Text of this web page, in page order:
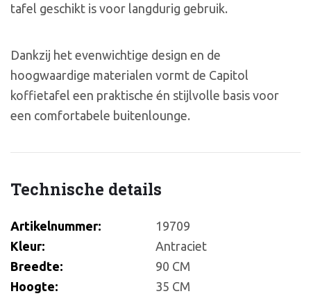
tafel geschikt is voor langdurig gebruik.
Dankzij het evenwichtige design en de
hoogwaardige materialen vormt de Capitol
koffietafel een praktische én stijlvolle basis voor
een comfortabele buitenlounge.
Technische details
Artikelnummer:
19709
Kleur:
Antraciet
Breedte:
90 CM
Hoogte:
35 CM